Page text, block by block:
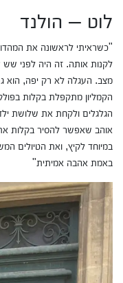
לוט – הולנד
"כשראיתי לראשונה את
לקנות אותה. זה היה לפני שש
מצב. העגלה לא רק יפה, הוא
הקמליון מתקפלת בקלות
אוהב שאפשר להסיר בקלות
במיוחד לקיץ, ואת הטיולים
באמת אהבה אמיתית"